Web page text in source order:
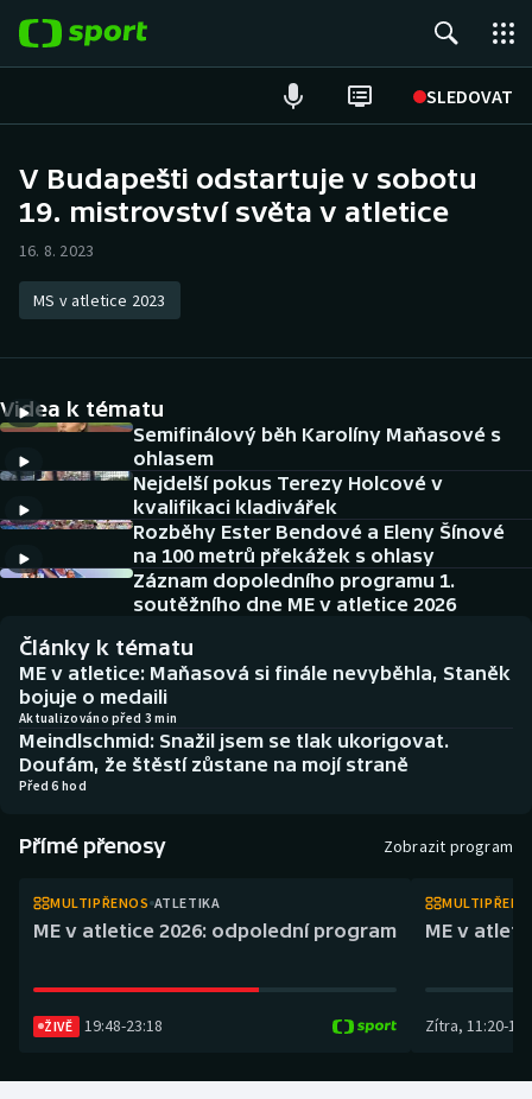
SLEDOVAT
ME v plavání
Hokej
DALŠÍ SPORTY
Americký fotbal
Baseball a softbal
Basketbal
Biatlon
Boby a skeleton
Box
Curling
NEPŘEHLÉDNĚTE
Historické návraty
Aplikace ČT sport
AZ kvíz
V Budapešti odstartuje v sobotu
19. mistrovství světa v atletice
16. 8. 2023
MS v atletice 2023
Videa k tématu
Semifinálový běh Karolíny Maňasové s
ohlasem
Nejdelší pokus Terezy Holcové v
kvalifikaci kladivářek
Rozběhy Ester Bendové a Eleny Šínové
na 100 metrů překážek s ohlasy
Záznam dopoledního programu 1.
soutěžního dne ME v atletice 2026
Články k tématu
ME v atletice: Maňasová si finále nevyběhla, Staněk
bojuje o medaili
Aktualizováno před 3 min
Meindlschmid: Snažil jsem se tlak ukorigovat.
Doufám, že štěstí zůstane na mojí straně
Před 6 hod
Přímé přenosy Zobrazit program
MULTIPŘENOS ATLETIKA
ME v atletice 2026: odpolední program
ŽIVĚ 19:48-23:18
ME v
Zítra, 11:20-